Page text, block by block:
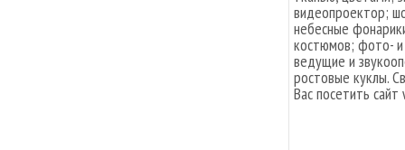
видеопроектор;
небесные
костюмов; фото- и
ведущие и
ростовые куклы.
Вас посетить